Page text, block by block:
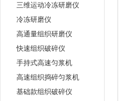
三维运动冷冻研磨仪
冷冻研磨仪
高通量组织研磨仪
快速组织破碎仪
手持式高速匀浆机
高速组织捣碎匀浆机
基础款组织破碎仪